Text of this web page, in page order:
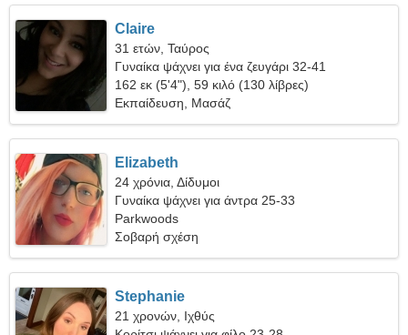
Claire
31 ετών, Ταύρος
Γυναίκα ψάχνει για ένα ζευγάρι 32-41
162 εκ (5'4"), 59 κιλό (130 λίβρες)
Εκπαίδευση, Μασάζ
Elizabeth
24 χρόνια, Δίδυμοι
Γυναίκα ψάχνει για άντρα 25-33
Parkwoods
Σοβαρή σχέση
Stephanie
21 χρονών, Ιχθύς